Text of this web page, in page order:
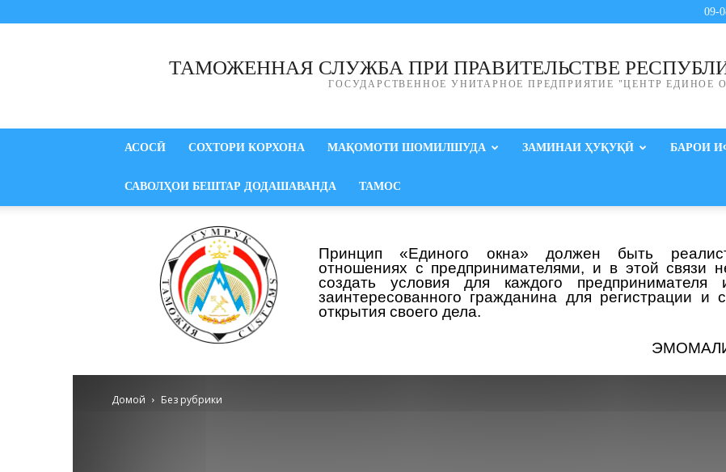
09-
ТАМОЖЕННАЯ СЛУЖБА ПРИ ПРАВИТЕЛЬСТВЕ
ГОСУДАРСТВЕННОЕ УНИТАРНОЕ ПРЕДПРИЯТИЕ "ЦЕНТР ЕДИНОЕ
АСОСӢ СОХТОРИ КОРХОНА МАҚОМОТИ ШОМИЛШУДА ЗАМИНАИ ҲУҚУҚӢ БАРОИ
САВОЛҲОИ БЕШТАР ДОДАШАВАНДА ТАМОС
Принцип «Единого окна» должен быть
отношениях с предпринимателями, и в этой связи
создать условия для каждого предпринимателя
заинтересованного гражданина для регистрации и
открытия своего дела.
Домой Без рубрики